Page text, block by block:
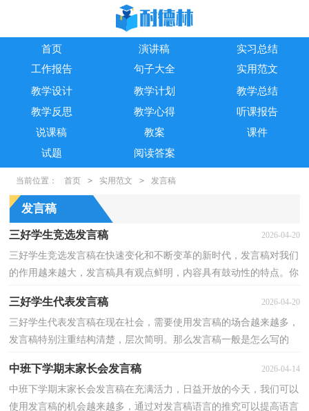
首页 演讲稿
实习总结
工作报告
句子大全
实用范文
教学设计
教学计划
教学总结
教学反思
教学心得
听课报告
说课稿
教案
课件
试题
阅读答案
当前位置： 首页 > 实用范文 > 发言稿
发言稿
三好学生竞选发言稿 2026-04-20
三好学生竞选发言稿在快速变化和不断变革的新时代，发言稿对我们
的作用越来越大，发言稿具有观点鲜明，内容具有鼓动性的特点。你
三好学生代表发言稿 2026-04-20
三好学生代表发言稿在现在社会，需要使用发言稿的场合越来越多，
发言稿特别注重结构清楚，层次简明。那么发言稿一般是怎么写的
中班下学期末家长会发言稿 2026-04-14
中班下学期末家长会发言稿在充满活力，日益开放的今天，我们可以
使用发言稿的机会越来越多，通过对发言稿语言的推究可以提高语言